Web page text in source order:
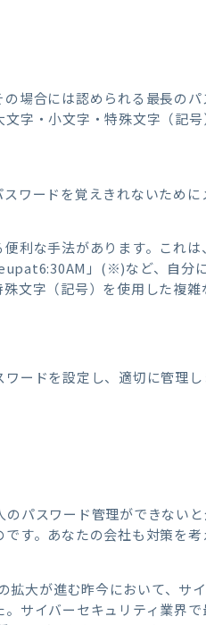
場合には認められる最長のパ
字・小文字・特殊文字（記
ワードを覚えきれないため
利な手法があります。これ
」(※)など、自分
文字（記号）を使用した複
ードを設定し、適切に管理し
パスワード管理ができない
す。あなたの会社も対策を
拡大が進む昨今において、サ
サイバーセキュリティ業界